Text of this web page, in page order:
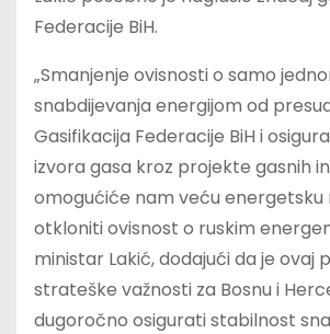
Federacije BiH.
„Smanjenje ovisnosti o samo
snabdijevanja energijom od
Gasifikacija Federacije BiH i
izvora gasa kroz projekte gasnih
omogućiće nam veću energetsku
otkloniti ovisnost o ruskim
ministar Lakić, dodajući da je ovaj
strateške važnosti za Bosnu i
dugoročno osigurati stabilnost